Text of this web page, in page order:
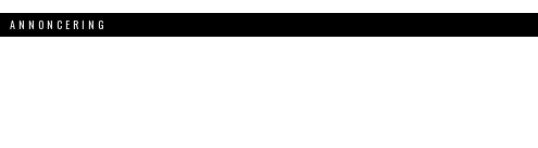
ANNONCERING